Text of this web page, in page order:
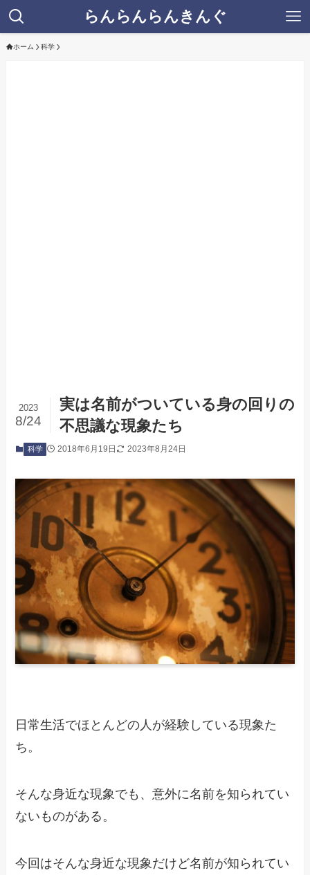
らんらんらんきんぐ
ホーム 科学
実は名前がついている身の回りの
不思議な現象たち
2023
8/24
科学 2018年6月19日 2023年8月24日
日常生活でほとんどの人が経験している現象た
ち。
そんな身近な現象でも、意外に名前を知られてい
ないものがある。
今回はそんな身近な現象だけど名前が知られてい